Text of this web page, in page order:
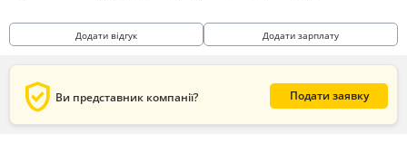
Додати відгук Додати зарплату
verified_user Ви представник компанії? Подати заявку